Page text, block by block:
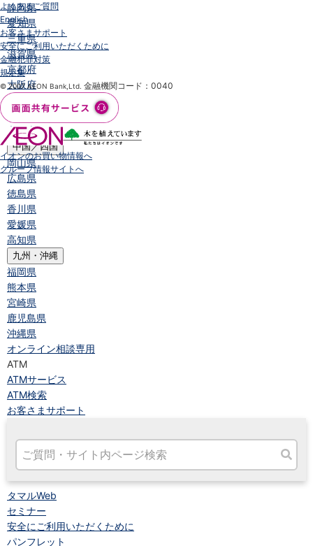
静岡県
愛知県
三重県
滋賀県
京都府
大阪府
兵庫県
奈良県
和歌山県
中国／四国
岡山県
広島県
徳島県
香川県
愛媛県
高知県
九州・沖縄
福岡県
熊本県
宮崎県
鹿児島県
沖縄県
オンライン相談専用
ATM
ATMサービス
ATM検索
お客さまサポート
タマルWeb
セミナー
安全にご利用いただくために
パンフレット
よくあるご質問
English
お客さまサポート
安全にご利用いただくために
金融犯罪対策
規定集
© 2007 AEON Bank,Ltd. 金融機関コード：0040
イオンのお買い物情報へ
グループ情報サイトへ